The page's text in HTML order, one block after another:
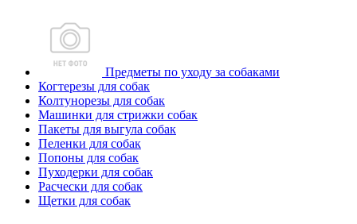
Предметы по уходу за собаками
Когтерезы для собак
Колтунорезы для собак
Машинки для стрижки собак
Пакеты для выгула собак
Пеленки для собак
Попоны для собак
Пуходерки для собак
Расчески для собак
Щетки для собак